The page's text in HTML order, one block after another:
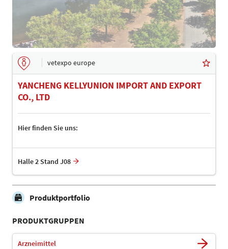
vetexpo europe
YANCHENG KELLYUNION IMPORT AND EXPORT
CO., LTD
Hier finden Sie uns:
Halle 2 Stand J08
Produktportfolio
PRODUKTGRUPPEN
Arzneimittel